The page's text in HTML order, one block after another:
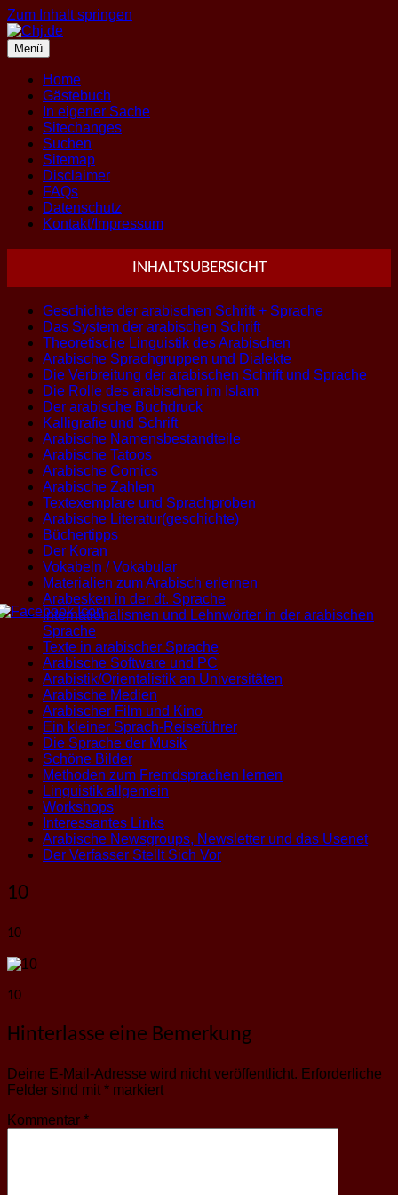
Zum Inhalt springen
Menü
Home
Gästebuch
In eigener Sache
Sitechanges
Suchen
Sitemap
Disclaimer
FAQs
Datenschutz
Kontakt/Impressum
INHALTSUBERSICHT
Geschichte der arabischen Schrift + Sprache
Das System der arabischen Schrift
Theoretische Linguistik des Arabischen
Arabische Sprachgruppen und Dialekte
Die Verbreitung der arabischen Schrift und Sprache
Die Rolle des arabischen im Islam
Der arabische Buchdruck
Kalligrafie und Schrift
Arabische Namensbestandteile
Arabische Tatoos
Arabische Comics
Arabische Zahlen
Textexemplare und Sprachproben
Arabische Literatur(geschichte)
Büchertipps
Der Koran
Vokabeln / Vokabular
Materialien zum Arabisch erlernen
Arabesken in der dt. Sprache
Internationalismen und Lehnwörter in der arabischen
Sprache
Texte in arabischer Sprache
Arabische Software und PC
Arabistik/Orientalistik an Universitäten
Arabische Medien
Arabischer Film und Kino
Ein kleiner Sprach-Reiseführer
Die Sprache der Musik
Schöne Bilder
Methoden zum Fremdsprachen lernen
Linguistik allgemein
Workshops
Interessantes Links
Arabische Newsgroups, Newsletter und das Usenet
Der Verfasser Stellt Sich Vor
10
10
10
Hinterlasse eine Bemerkung
Deine E-Mail-Adresse wird nicht veröffentlicht. Erforderliche
Felder sind mit * markiert
Kommentar *